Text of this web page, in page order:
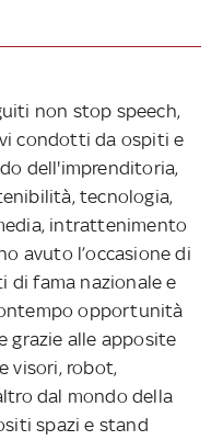
non stop speech,
condotti da ospiti e
dell'imprenditoria,
tecnologia,
intrattenimento
avuto l’occasione di
di fama nazionale e
opportunità
grazie alle apposite
visori, robot,
dal mondo della
spazi e stand